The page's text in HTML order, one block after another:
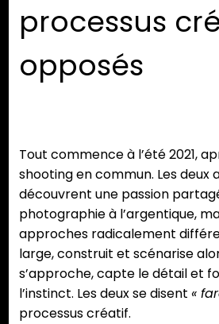
processus
opposés
Tout commence à l’été 2021,
shooting en commun. Les deux
découvrent une passion
photographie à l’argentique,
approches radicalement
large, construit et scénarise
s’approche, capte le détail et
l’instinct. Les deux se disent «
processus créatif.